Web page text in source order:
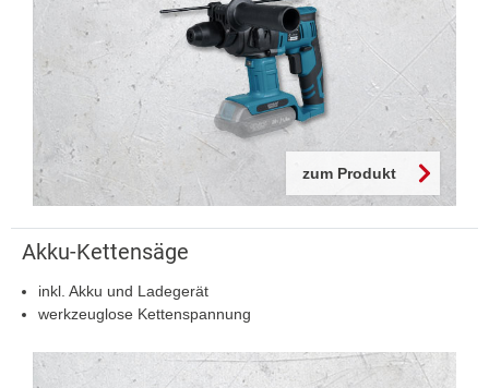
zum Produkt
Akku-Kettensäge
inkl. Akku und Ladegerät
werkzeuglose Kettenspannung